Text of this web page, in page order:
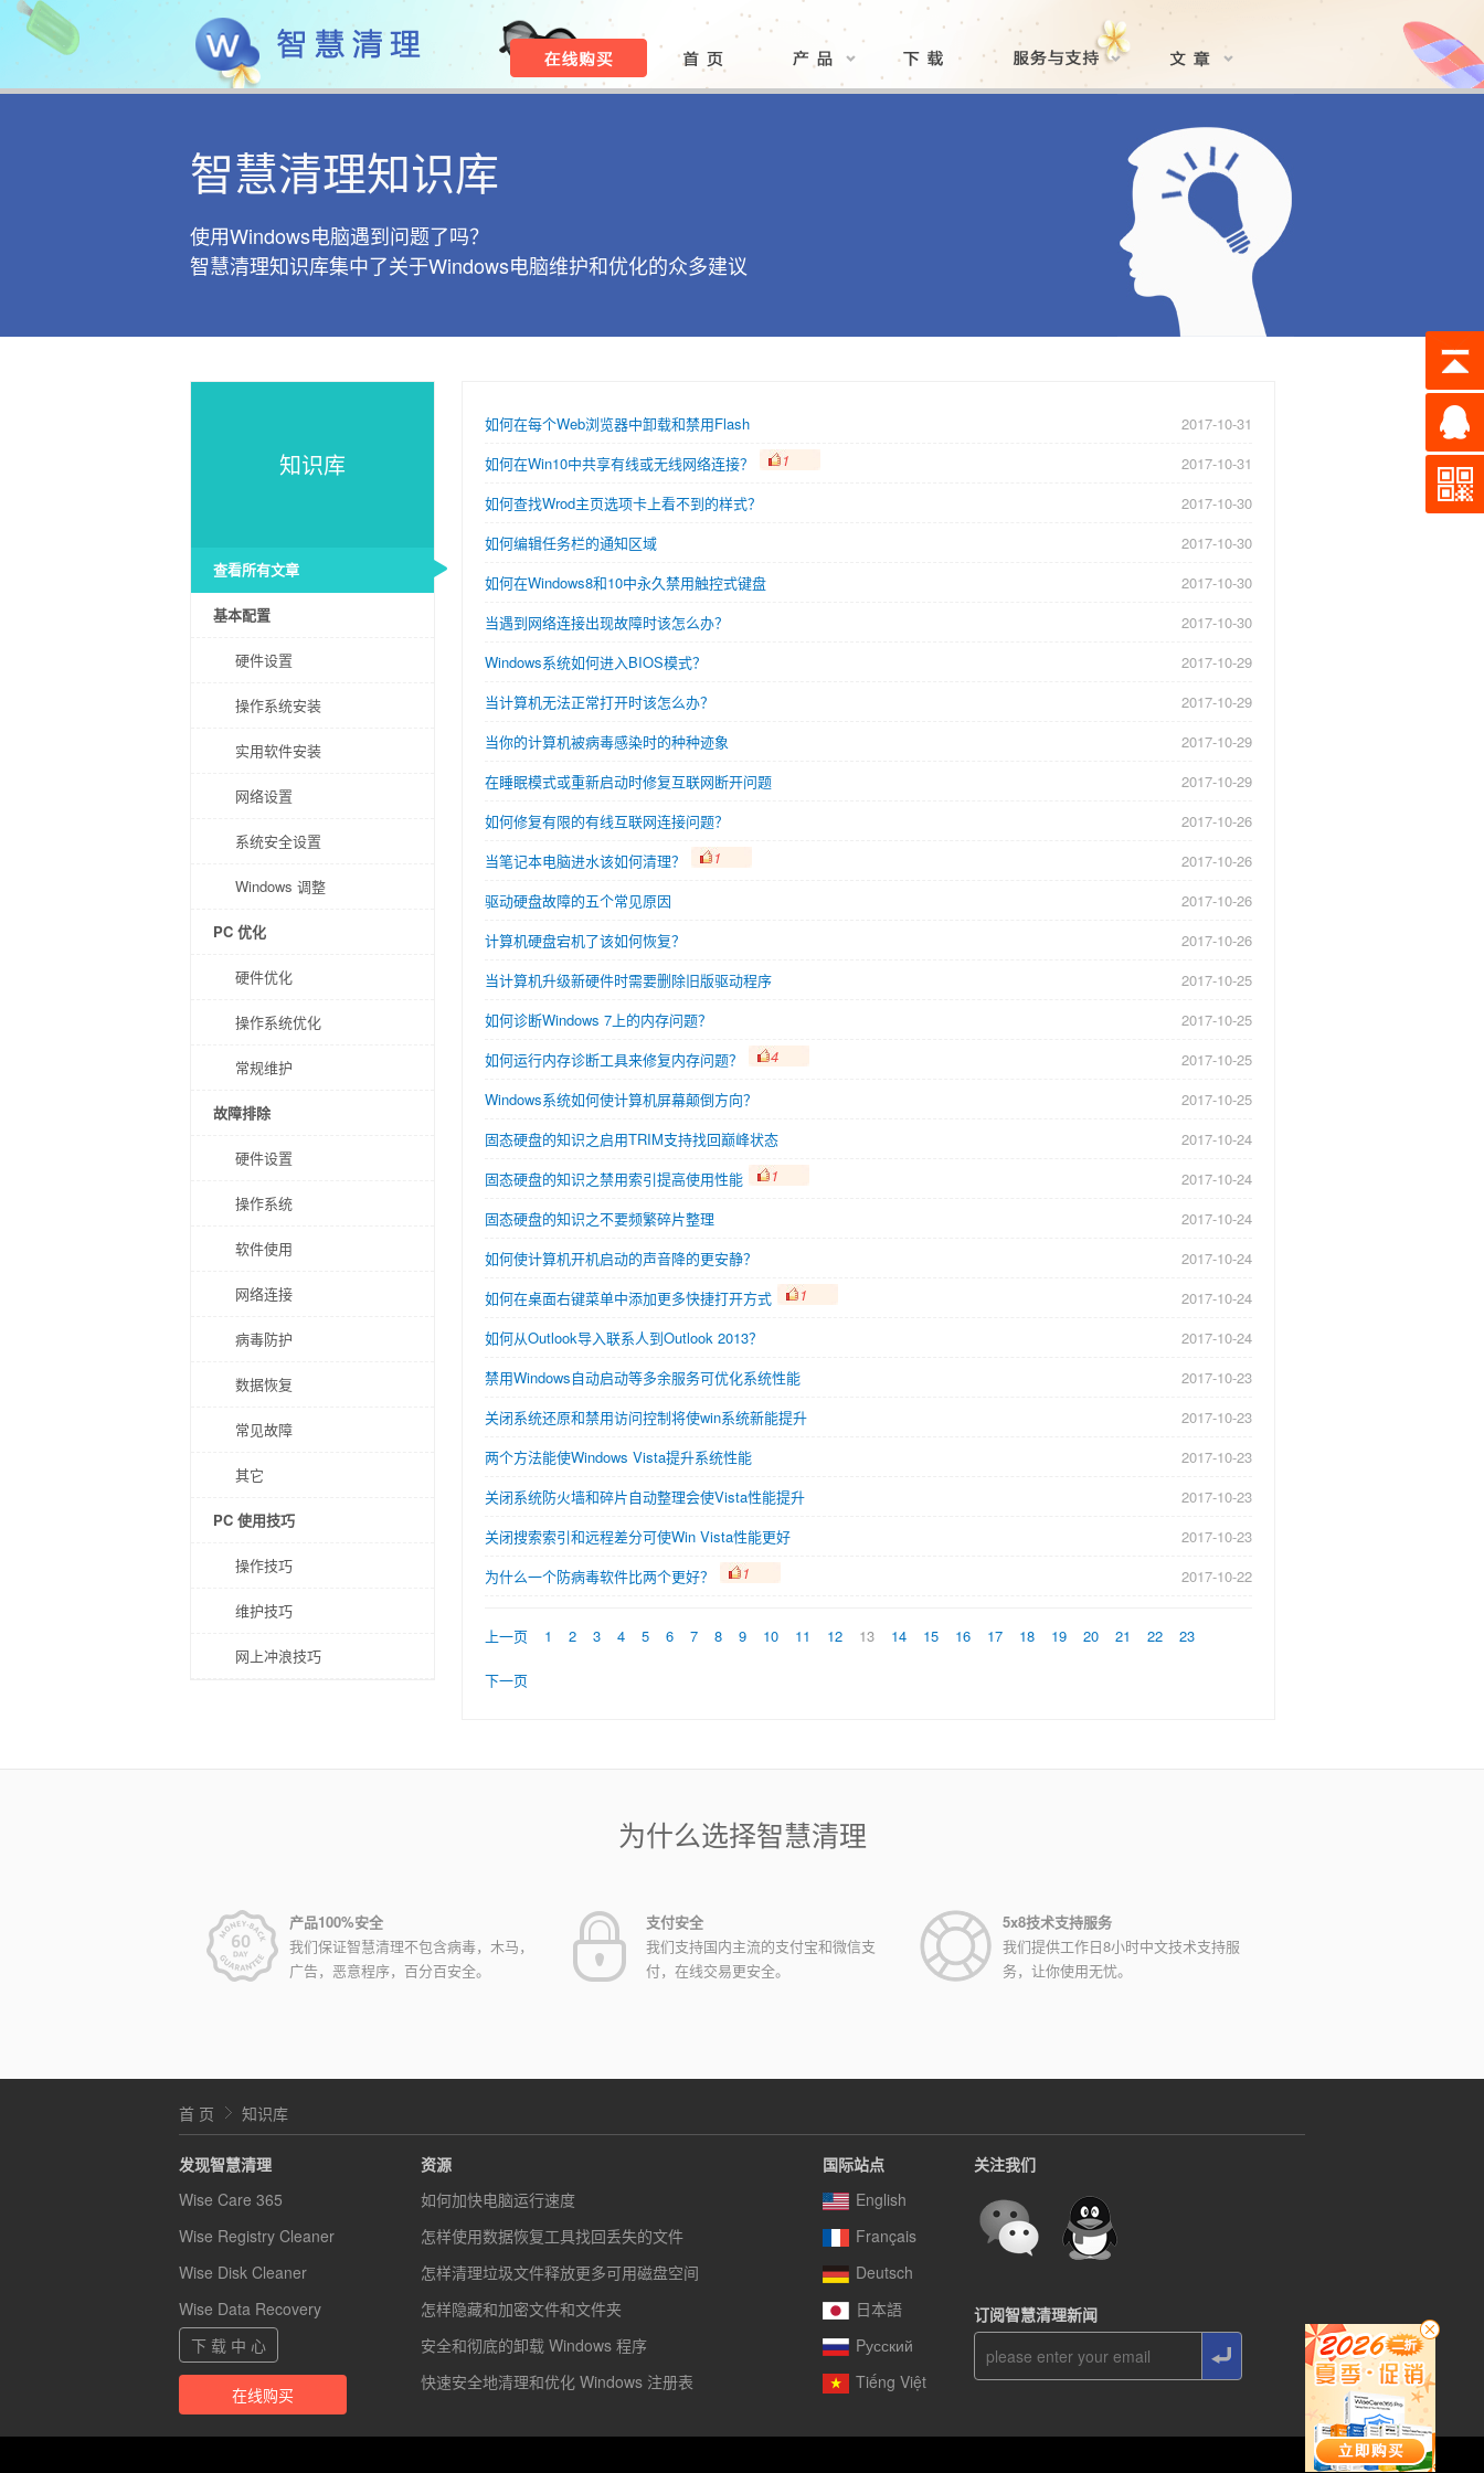
智慧清理知识库
使用Windows电脑遇到问题了吗？
智慧清理知识库集中了关于Windows电脑维护和优化的众多建议
知识库
查看所有文章
基本配置
硬件设置
操作系统安装
实用软件安装
网络设置
系统安全设置
Windows 调整
PC 优化
硬件优化
操作系统优化
常规维护
故障排除
硬件设置
操作系统
软件使用
网络连接
病毒防护
数据恢复
常见故障
其它
PC 使用技巧
操作技巧
维护技巧
网上冲浪技巧
如何在每个Web浏览器中卸载和禁用Flash
2017-10-31
如何在Win10中共享有线或无线网络连接？
1
2017-10-31
如何查找Wrod主页选项卡上看不到的样式？
2017-10-30
如何编辑任务栏的通知区域
2017-10-30
如何在Windows8和10中永久禁用触控式键盘
2017-10-30
当遇到网络连接出现故障时该怎么办？
2017-10-30
Windows系统如何进入BIOS模式？
2017-10-29
当计算机无法正常打开时该怎么办？
2017-10-29
当你的计算机被病毒感染时的种种迹象
2017-10-29
在睡眠模式或重新启动时修复互联网断开问题
2017-10-29
如何修复有限的有线互联网连接问题？
2017-10-26
当笔记本电脑进水该如何清理？
1
2017-10-26
驱动硬盘故障的五个常见原因
2017-10-26
计算机硬盘宕机了该如何恢复？
2017-10-26
当计算机升级新硬件时需要删除旧版驱动程序
2017-10-25
如何诊断Windows 7上的内存问题？
2017-10-25
如何运行内存诊断工具来修复内存问题？
4
2017-10-25
Windows系统如何使计算机屏幕颠倒方向？
2017-10-25
固态硬盘的知识之启用TRIM支持找回巅峰状态
2017-10-24
固态硬盘的知识之禁用索引提高使用性能
1
2017-10-24
固态硬盘的知识之不要频繁碎片整理
2017-10-24
如何使计算机开机启动的声音降的更安静？
2017-10-24
如何在桌面右键菜单中添加更多快捷打开方式
1
2017-10-24
如何从Outlook导入联系人到Outlook 2013？
2017-10-24
禁用Windows自动启动等多余服务可优化系统性能
2017-10-23
关闭系统还原和禁用访问控制将使win系统新能提升
2017-10-23
两个方法能使Windows Vista提升系统性能
2017-10-23
关闭系统防火墙和碎片自动整理会使Vista性能提升
2017-10-23
关闭搜索索引和远程差分可使Win Vista性能更好
2017-10-23
为什么一个防病毒软件比两个更好？
1 2017-10-22
上一页 1 2 3 4 5 6 7 8 9 10 11 12 13 14 15 16 17 18 19 20 21 22 23
下一页
为什么选择智慧清理
产品100%安全
我们保证智慧清理不包含病毒，木马，
广告，恶意程序，百分百安全。
支付安全
我们支持国内主流的支付宝和微信支
付，在线交易更安全。
5x8技术支持服务
我们提供工作日8小时中文技术支持服
务，让你使用无忧。
首 页 知识库
发现智慧清理
Wise Care 365
Wise Registry Cleaner
Wise Disk Cleaner
Wise Data Recovery
下 载 中 心
在线购买
资源
如何加快电脑运行速度
怎样使用数据恢复工具找回丢失的文件
怎样清理垃圾文件释放更多可用磁盘空间
怎样隐藏和加密文件和文件夹
安全和彻底的卸载 Windows 程序
快速安全地清理和优化 Windows 注册表
国际站点
English
Français
Deutsch
日本語
Pусский
Tiếng Việt
关注我们
订阅智慧清理新闻